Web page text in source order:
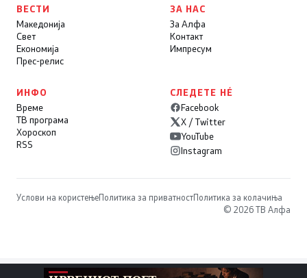
ВЕСТИ
Македонија
Свет
Економија
Прес-релис
ЗА НАС
За Алфа
Контакт
Импресум
ИНФО
Време
ТВ програма
Хороскоп
RSS
СЛЕДЕТЕ НÉ
Facebook
X / Twitter
YouTube
Instagram
Услови на користењеПолитика за приватностПолитика за колачиња
© 2026 ТВ Алфа